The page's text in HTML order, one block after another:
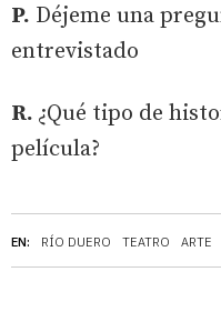
EN: RÍO DUERO TEATRO ARTE
P. Déjeme una
entrevistado
R. ¿Qué tipo de
película?